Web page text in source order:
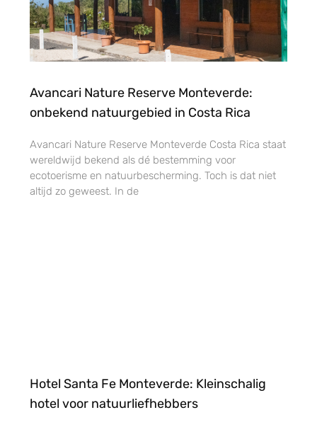
Avancari Nature Reserve Monteverde:
onbekend natuurgebied in Costa Rica
Avancari Nature Reserve Monteverde Costa Rica staat
wereldwijd bekend als dé bestemming voor
ecotoerisme en natuurbescherming. Toch is dat niet
altijd zo geweest. In de
Hotel Santa Fe Monteverde: Kleinschalig
hotel voor natuurliefhebbers